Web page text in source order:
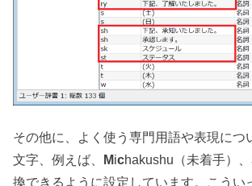
その他に、よく使う専門用語や表現につ
文字、例えば、 Michakushu（未着手）、
換できるように設定しています。こうい